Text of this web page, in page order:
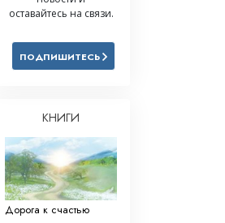
наркотиков
оставайтесь на связи.
ПОДПИШИТЕСЬ
КНИГИ
Дорога к счастью